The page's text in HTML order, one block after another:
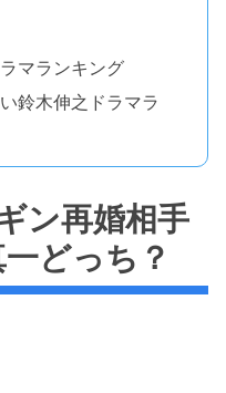
マランキング
鈴木伸之ドラマラ
ン再婚相手
どっち？